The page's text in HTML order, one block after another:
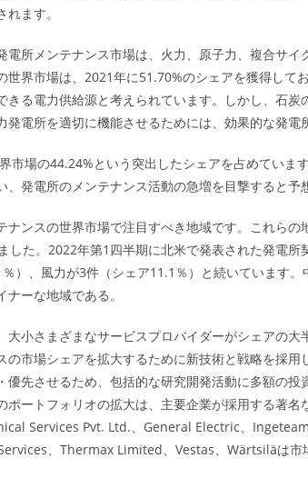
ます。
電所メンテナンス市場は、火力、原子力、複合サ
世界市場は、2021年に51.70%のシェアを獲得して
きる電力供給源と考えられています。しかし、石
電所を適切に機能させるためには、効果的な発電
市場の44.24%という突出したシェアを占めていま
発電所のメンテナンス活動の急増を目撃すると予
ナンスの世界市場で注目すべき地域です。これら
した。2022年第1四半期に北米で発表された発電所
）、風力が3件（シェア11.1％）と続いています
ーな地域である。
大小さまざまなサービスプロバイダーがシェアの
の市場シェアを拡大するために新技術と戦略を採
優先させるため、包括的な研究開発活動に多額の投
ポートフォリオの拡大は、主要企業が採用する著名
Services Pvt. Ltd.、General Electric、Ingeteam
、Thermax Limited、Vestas、Wärtsiläは市